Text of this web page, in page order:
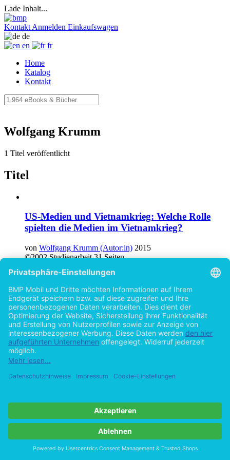
Lade Inhalt...
Kontakt Anmelden Einkaufswagen
de
en
fr
Home
Katalog
Kontakt
Wolfgang Krumm
1 Titel veröffentlicht
Titel
US-Medien und Vietnamkrieg: Welche Rolle
spielten die Medien im Vietnamkrieg?
von Wolfgang Krumm (Autor:in) 2015
©2002 Studienarbeit 31 Seiten
Hilfe/FAQ
Datenschutz
AGB
Vertrag widerrufen
Zur Desktop-Version
Copyright ©Imprint in der Bedey & Thoms Media GmbH powered
byOpen Publishing
Cookie-Einstellungen